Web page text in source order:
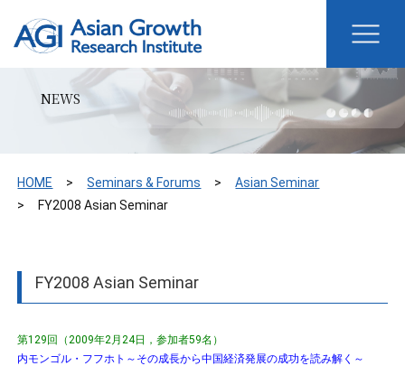
NEWS
HOME Seminars & Forums
Asian Seminar
FY2008 Asian Seminar
FY2008 Asian Seminar
第129回（2009年2月24日，参加者59名）
内モンゴル・フフホト～その成長から中国経済発展の成功を読み解く～